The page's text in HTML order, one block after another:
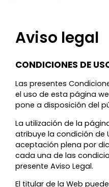
Aviso legal
CONDICIONES DE
Las presentes
el uso de esta página
pone a disposición del
La utilización de la
atribuye la condición de
aceptación plena por
cada una de las
presente Aviso Legal.
El titular de la Web